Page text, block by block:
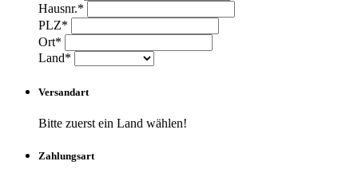
Hausnr.*
PLZ*
Ort*
Land*
Versandart
Bitte zuerst ein Land wählen!
Zahlungsart